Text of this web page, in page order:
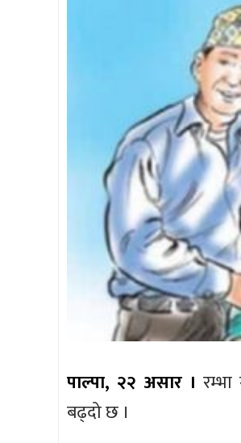
पाल्पा, २२ असार ।
बढ्दो छ ।